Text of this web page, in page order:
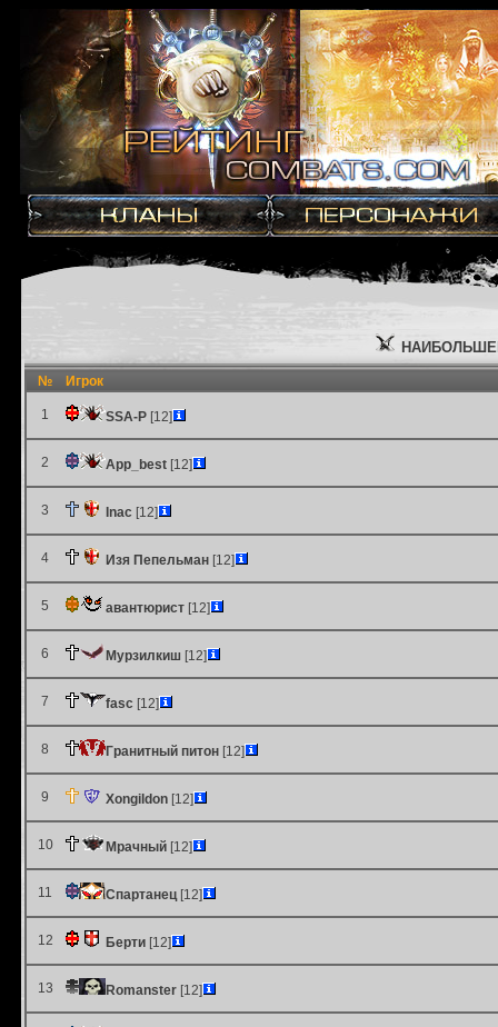
№ Игрок
1 SSA-P [12]
2 App_best [12]
3 Inac [12]
4 Изя Пепельман [12]
5 авантюрист [12]
6 Мурзилкиш [12]
7 fasc [12]
8 Гранитный питон [12]
9 Xongildon [12]
10 Мрачный [12]
11 Спартанец[12]
12 Берти [12]
13 Romanster [12]